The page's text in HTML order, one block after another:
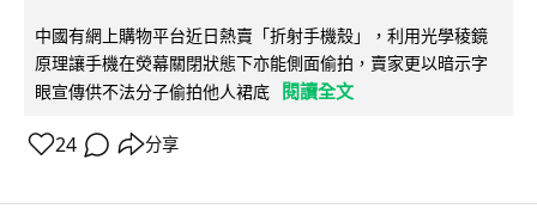
中國有網上購物平台近日熱賣「折射手機殼」，利用光學稜鏡
原理讓手機在熒幕關閉狀態下亦能側面偷拍，賣家更以暗示字
眼宣傳供不法分子偷拍他人裙底 閱讀全文
24 分享